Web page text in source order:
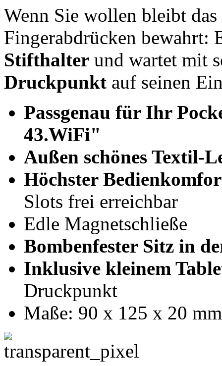
Wenn Sie wollen bleibt
Fingerabdrücken bewahrt:
Stifthalter und wartet mit
Druckpunkt auf seinen
Passgenau für Ihr
43.WiFi"
Außen schönes Textil-
Höchster
Slots frei erreichbar
Edle Magnetschließe
Bombenfester Sitz in
Inklusive kleinem
Druckpunkt
Maße: 90 x 125 x 20 mm